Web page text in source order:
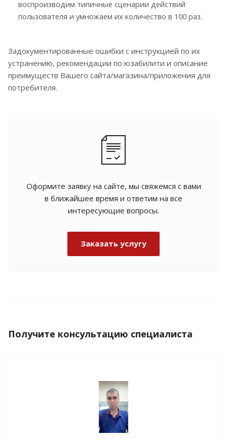
воспроизводим типичные сценарии действий
пользователя и умножаем их количество в 100 раз.
Задокументированные ошибки с инструкцией по их
устранению, рекомендации по юзабилити и описание
преимуществ Вашего сайта/магазина/приложения для
потребителя.
Оформите заявку на сайте, мы свяжемся с вами
в ближайшее время и ответим на все
интересующие вопросы.
Заказать услугу
Получите консультацию специалиста